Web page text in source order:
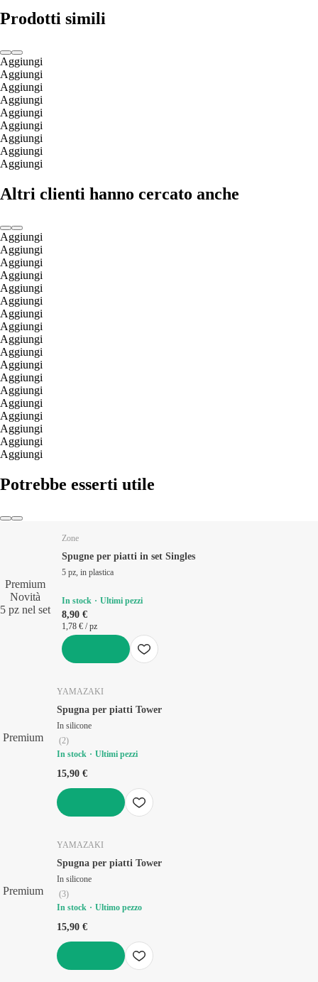
Prodotti simili
Aggiungi
Aggiungi
Aggiungi
Aggiungi
Aggiungi
Aggiungi
Aggiungi
Aggiungi
Aggiungi
Altri clienti hanno cercato anche
Aggiungi
Aggiungi
Aggiungi
Aggiungi
Aggiungi
Aggiungi
Aggiungi
Aggiungi
Aggiungi
Aggiungi
Aggiungi
Aggiungi
Aggiungi
Aggiungi
Aggiungi
Aggiungi
Aggiungi
Aggiungi
Potrebbe esserti utile
Premium
Novità
5 pz nel set
Zone
Spugne per piatti in set Singles
5 pz, in plastica
In stock Ultimi pezzi
8,90 €
1,78 € / pz
Premium
YAMAZAKI
Spugna per piatti Tower
In silicone
(2)
In stock
Ultimi pezzi
15,90 €
Premium
YAMAZAKI
Spugna per piatti Tower
In silicone
(3)
In stock
Ultimo pezzo
15,90 €